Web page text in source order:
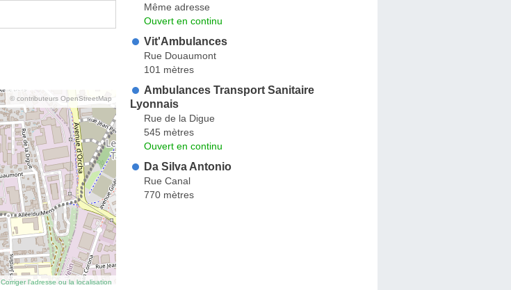
© contributeurs OpenStreetMap
Corriger l’adresse ou la localisation
Même adresse
Ouvert en continu
Vit'Ambulances
Rue Douaumont
101 mètres
Ambulances Transport Sanitaire
Lyonnais
Rue de la Digue
545 mètres
Ouvert en continu
Da Silva Antonio
Rue Canal
770 mètres